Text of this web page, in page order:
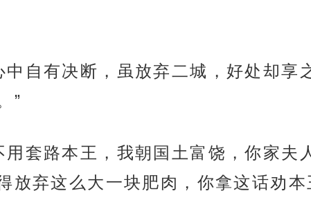
中自有决断，虽放弃二城，好处却享
”
用套路本王，我朝国土富饶，你家夫
放弃这么大一块肥肉，你拿这话劝